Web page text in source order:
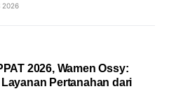
2026
2026, Wamen Ossy:
Pertanahan dari